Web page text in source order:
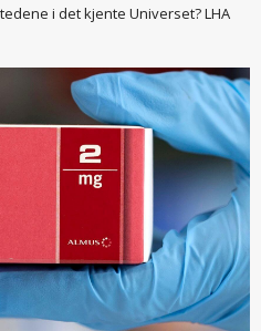
i det kjente Universet? LHA